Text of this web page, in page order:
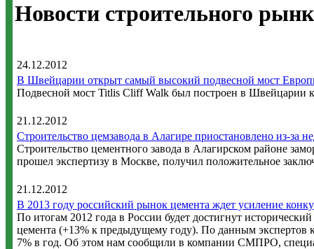
Новости строительного
24.12.2012
В Швейцарии открыт самый высокий подвесной мост
Подвесной мост Titlis Cliff Walk был построен в Швейцарии
21.12.2012
Строительство цемзавода в Алагире приостановлено из-за
Строительство цементного завода в Алагирском районе
прошел экспертизу в Москве, получил положительное
21.12.2012
В 2013 году российский рынок цемента ждет усиление
По итогам 2012 года в России будет достигнут
цемента (+13% к предыдущему году). По данным экспертов
7% в год. Об этом нам сообщили в компании СМПРО,